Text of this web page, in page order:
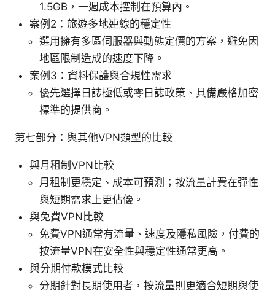
1.5GB，一週成本控制在預算內。
案例2：旅遊多地連線的穩定性
選用擁有多區伺服器與動態定價的方案，避免因
地區限制造成的速度下降。
案例3：資料保護與合規性需求
優先選擇日誌極低或零日誌政策、具備嚴格加密
標準的提供商。
第七部分：與其他VPN類型的比較
與月租制VPN比較
月租制更穩定、成本可預測；按流量計費在彈性
與短期需求上更佔優。
與免費VPN比較
免費VPN通常有流量、速度及隱私風險，付費的
按流量VPN在安全性與穩定性通常更高。
與分期付款模式比較
分期針對長期使用者，按流量則更適合短期與使